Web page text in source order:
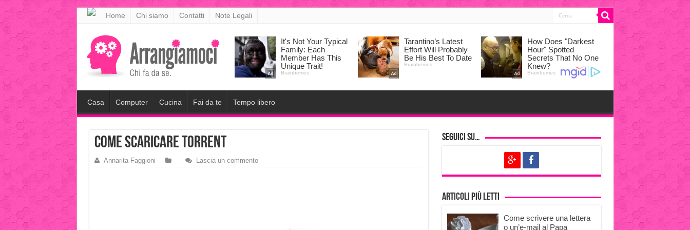
meritking
giriş
kingroyal
giriş
Home Chi siamo Contatti Note Legali
Casa Computer Cucina Fai da te Tempo libero
come scaricare torrent
Annarita Faggioni Lascia un commento
Seguici su…
Articoli più letti
Come scrivere una lettera
o un’e-mail al Papa